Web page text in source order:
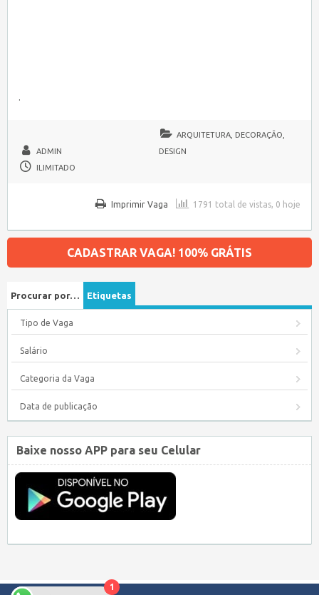
.
ADMIN
ARQUITETURA, DECORAÇÃO,
DESIGN
ILIMITADO
1791 total de vistas, 0 hoje
Imprimir Vaga
CADASTRAR VAGA! 100% GRÁTIS
Procurar por… Etiquetas
Tipo de Vaga
Salário
Categoria da Vaga
Data de publicação
Baixe nosso APP para seu Celular
1